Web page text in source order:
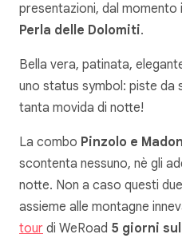
presentazioni, dal momento
Perla delle Dolomiti.
Bella vera, patinata,
uno status symbol: piste
tanta movida di notte!
La combo Pinzolo e
scontenta nessuno, nè gli
notte. Non a caso questi
assieme alle montagne
tour di WeRoad 5 giorni